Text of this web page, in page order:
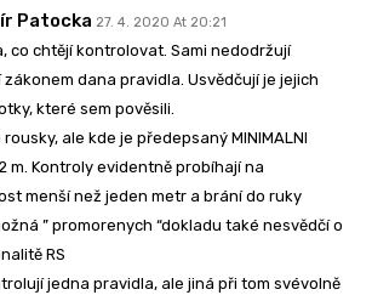
Patocka 27. 4. 2020 At 20:21
co chtějí kontrolovat. Sami nedodržují
dana pravidla. Usvědčují je jejich
které sem pověsili.
rousky, ale kde je předepsaný MINIMALNI
m. Kontroly evidentně probíhají na
menší než jeden metr a brání do ruky
” promorenych “dokladu také nesvědčí o
RS
jedna pravidla, ale jiná při tom svévolně